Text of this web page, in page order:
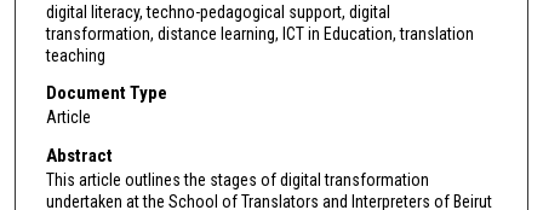
digital literacy, techno-pedagogical support, digital
transformation, distance learning, ICT in Education, translation
teaching
Document Type
Article
Abstract
This article outlines the stages of digital transformation
undertaken at the School of Translators and Interpreters of Beirut